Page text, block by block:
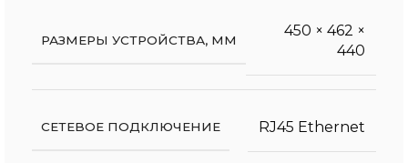
РАЗМЕРЫ УСТРОЙСТВА, ММ
450 × 462 ×
440
СЕТЕВОЕ ПОДКЛЮЧЕНИЕ RJ45 Ethernet